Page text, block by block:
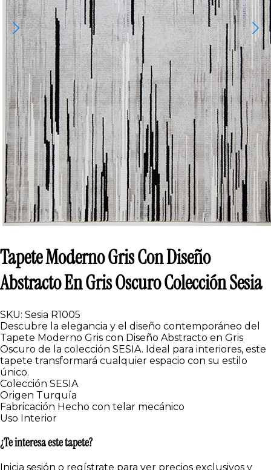
Tapete Moderno Gris Con Diseño
Abstracto En Gris Oscuro Colección Sesia
SKU: Sesia R1005
Descubre la elegancia y el diseño contemporáneo del
Tapete Moderno Gris con Diseño Abstracto en Gris
Oscuro de la colección SESIA. Ideal para interiores, este
tapete transformará cualquier espacio con su estilo
único.
Colección SESIA
Origen Turquía
Fabricación Hecho con telar mecánico
Uso Interior
¿Te interesa este tapete?
Inicia sesión o regístrate para ver precios exclusivos y